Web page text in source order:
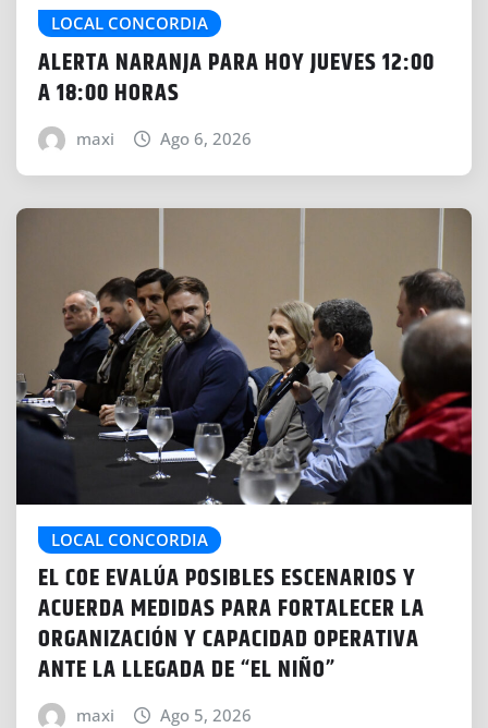
LOCAL CONCORDIA
ALERTA NARANJA PARA HOY JUEVES 12:00
A 18:00 HORAS
maxi Ago 6, 2026
LOCAL CONCORDIA
EL COE EVALÚA POSIBLES ESCENARIOS Y
ACUERDA MEDIDAS PARA FORTALECER LA
ORGANIZACIÓN Y CAPACIDAD OPERATIVA
ANTE LA LLEGADA DE “EL NIÑO”
maxi Ago 5, 2026